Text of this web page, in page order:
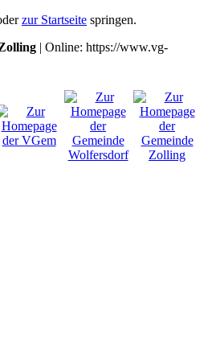
zur Startseite springen.
| Online: https://www.vg-